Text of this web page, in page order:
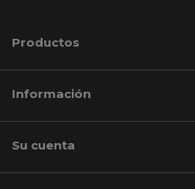
Productos
Información
Su cuenta